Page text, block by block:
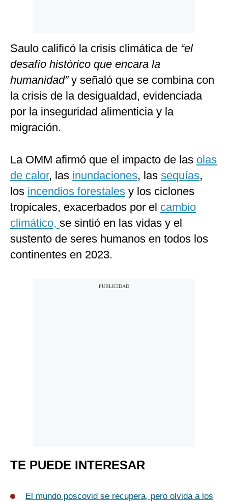
Saulo calificó la crisis climática de “el
desafío histórico que encara la
humanidad”y señaló que se combina con
la crisis de la desigualdad, evidenciada
por la inseguridad alimenticia y la
migración.
La OMM afirmó que el impacto de las olas
de calor, las inundaciones, las sequías,
los incendios forestales y los ciclones
tropicales, exacerbados por el cambio
climático, se sintió en las vidas y el
sustento de seres humanos en todos los
continentes en 2023.
TE PUEDE INTERESAR
El mundo poscovid se recupera, pero olvida a los